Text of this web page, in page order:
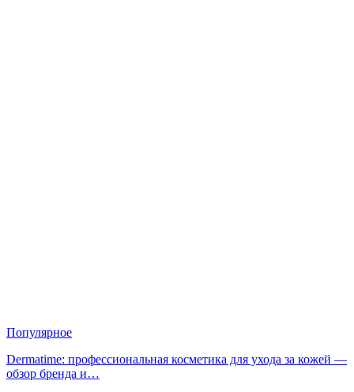
Популярное
Dermatime: профессиональная косметика для ухода за кожей —
обзор бренда и…